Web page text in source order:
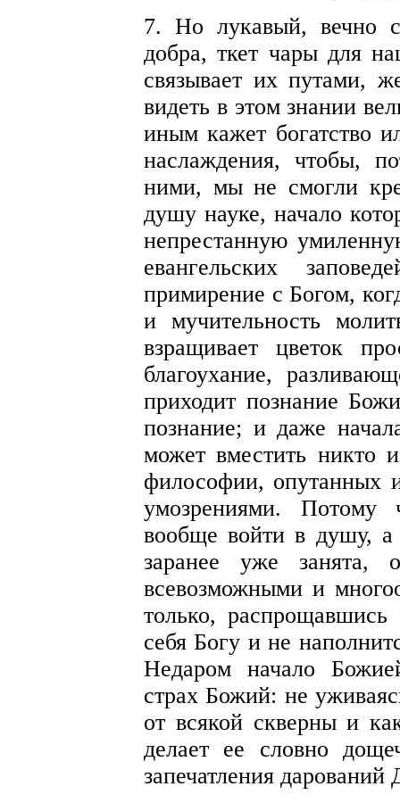
7. Но лукавый, вечно
добра, ткет чары для
связывает их путами,
видеть в этом знании
иным кажет богатство
наслаждения, чтобы,
ними, мы не смогли
душу науке, начало
непрестанную
евангельских
примирение с Богом,
и мучительность
взращивает цветок
благоухание,
приходит познание
познание; и даже
может вместить никто
философии, опутанных
умозрениями.
вообще войти в душу, а
заранее уже занята,
всевозможными и
только,
себя Богу и не
Недаром начало
страх Божий: не
от всякой скверны и
делает ее словно
запечатления дарований